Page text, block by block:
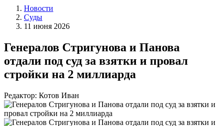
Новости
Суды
11 июня 2026
Генералов Стригунова и Панова
отдали под суд за взятки и провал
стройки на 2 миллиарда
Редактор: Котов Иван